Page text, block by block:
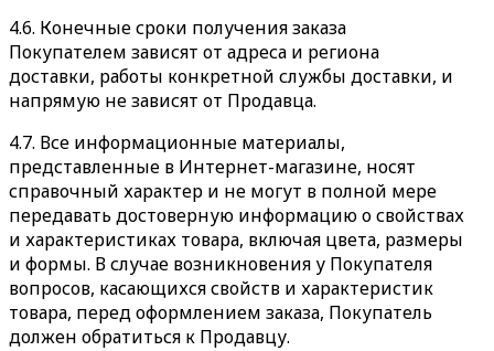
4.6. Конечные сроки получения заказа
Покупателем зависят от адреса и региона
доставки, работы конкретной службы доставки, и
напрямую не зависят от Продавца.
4.7. Все информационные материалы,
представленные в Интернет-магазине, носят
справочный характер и не могут в полной мере
передавать достоверную информацию о свойствах
и характеристиках товара, включая цвета, размеры
и формы. В случае возникновения у Покупателя
вопросов, касающихся свойств и характеристик
товара, перед оформлением заказа, Покупатель
должен обратиться к Продавцу.